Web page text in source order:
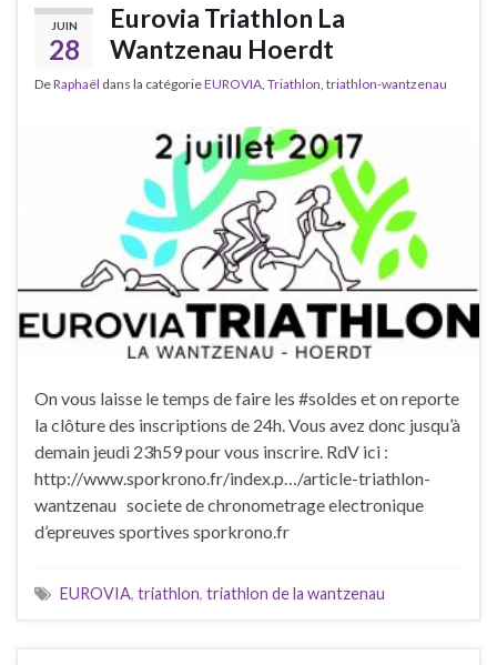
JUIN
28
Eurovia Triathlon La
Wantzenau Hoerdt
DeRaphaël dans la catégorieEUROVIA Triathlon triathlon-wantzenau
On vous laisse le temps de faire les #soldes et on reporte
la clôture des inscriptions de 24h. Vous avez donc jusqu’à
demain jeudi 23h59 pour vous inscrire. RdV ici :
http://www.sporkrono.fr/index.p…/article-triathlon-
wantzenau societe de chronometrage electronique
d’epreuves sportives sporkrono.fr
EUROVIA, triathlon, triathlon de la wantzenau